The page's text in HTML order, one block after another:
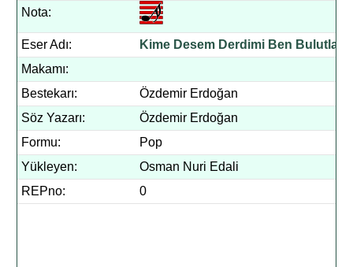
Nota:
Eser Adı:
Kime Desem Derdimi Ben Bulutlar
Makamı:
Bestekarı:
Özdemir Erdoğan
Söz Yazarı:
Özdemir Erdoğan
Formu:
Pop
Yükleyen:
Osman Nuri Edali
REPno:
0